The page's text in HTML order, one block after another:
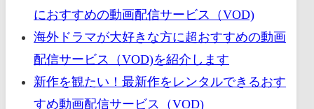
におすすめの動画配信サービス（VOD)
海外ドラマが大好きな方に超おすすめの動画
配信サービス（VOD)を紹介します
新作を観たい！最新作をレンタルできるおす
すめ動画配信サービス（VOD)